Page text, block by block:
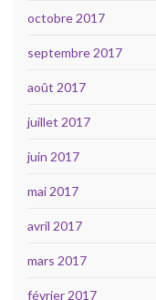
octobre 2017
septembre 2017
août 2017
juillet 2017
juin 2017
mai 2017
avril 2017
mars 2017
février 2017